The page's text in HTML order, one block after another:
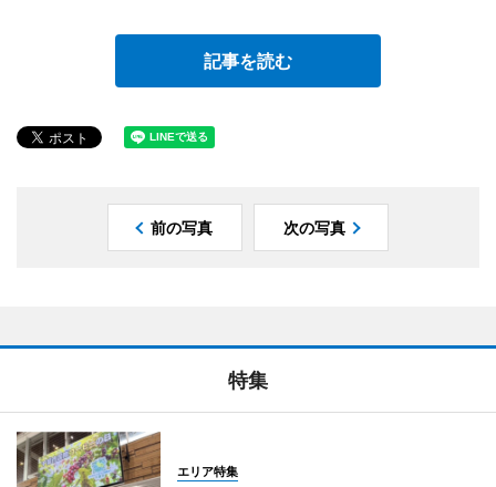
記事を読む
前の写真 次の写真
特集
エリア特集